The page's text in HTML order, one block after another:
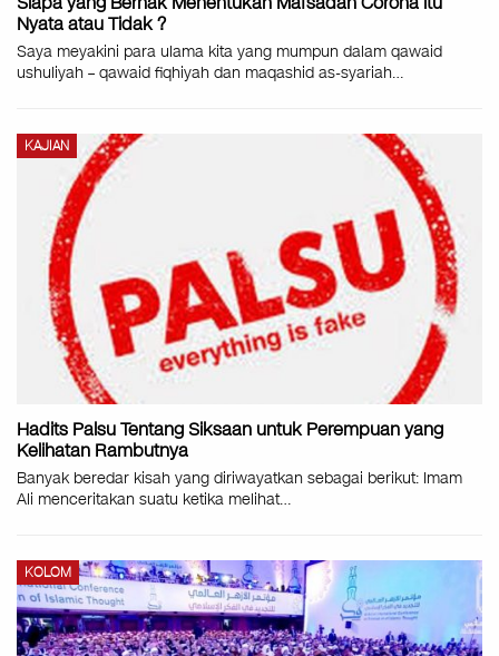
Nyata atau Tidak ?
Saya meyakini para ulama kita yang mumpun dalam qawaid
ushuliyah – qawaid fiqhiyah dan maqashid as-syariah…
KAJIAN
Hadits Palsu Tentang Siksaan untuk Perempuan yang
Kelihatan Rambutnya
Banyak beredar kisah yang diriwayatkan sebagai berikut: Imam
Ali menceritakan suatu ketika melihat…
KOLOM